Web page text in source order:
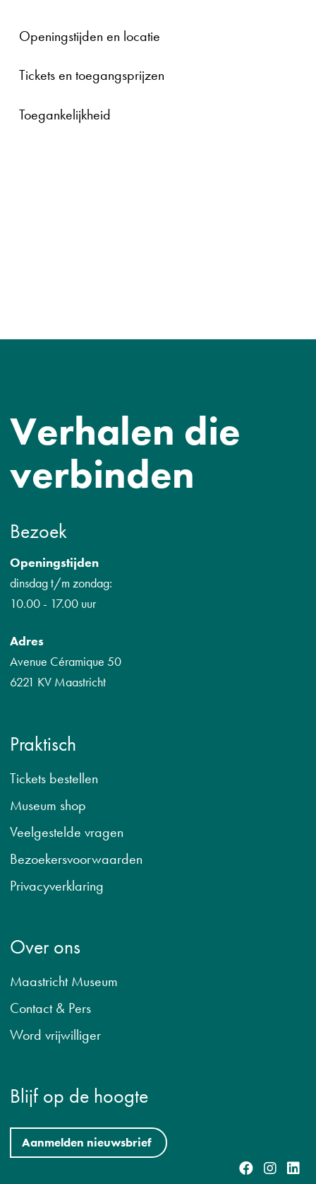
Openingstijden en locatie
Tickets en toegangsprijzen
Toegankelijkheid
Verhalen die
verbinden
Bezoek
Openingstijden
dinsdag t/m zondag:
10.00 - 17.00 uur
Adres
Avenue Céramique 50
6221 KV Maastricht
Praktisch
Tickets bestellen
Museum shop
Veelgestelde vragen
Bezoekersvoorwaarden
Privacyverklaring
Over ons
Maastricht Museum
Contact & Pers
Word vrijwilliger
Blijf op de hoogte
Aanmelden nieuwsbrief